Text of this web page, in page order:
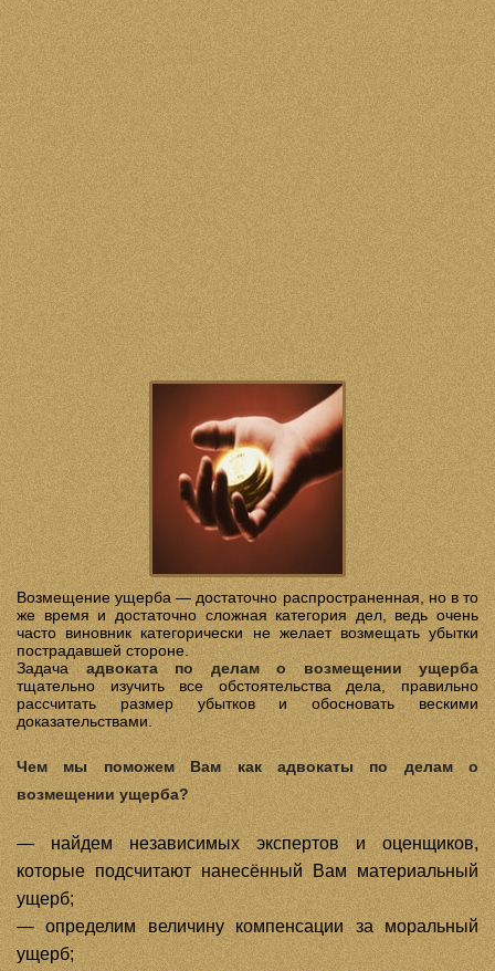
Возмещение ущерба — достаточно распространенная, но в то
же время и достаточно сложная категория дел, ведь очень
часто виновник категорически не желает возмещать убытки
пострадавшей стороне.
Задачаадвоката по делам о возмещении ущерба
тщательно изучить все обстоятельства дела, правильно
рассчитать размер убытков и обосновать вескими
доказательствами.
Чем мы поможем Вам как адвокаты по делам о
возмещении ущерба?
— найдем независимых экспертов и оценщиков,
которые подсчитают нанесённый Вам материальный
ущерб;
— определим величину компенсации за моральный
ущерб;